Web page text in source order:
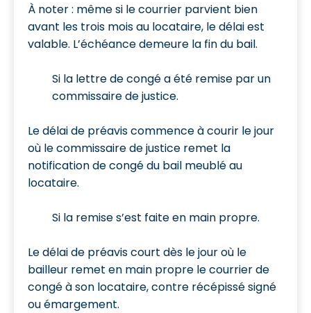
À noter : même si le courrier parvient bien
avant les trois mois au locataire, le délai est
valable. L’échéance demeure la fin du bail.
Si la lettre de congé a été remise par un
commissaire de justice.
Le délai de préavis commence à courir le jour
où le commissaire de justice remet la
notification de congé du bail meublé au
locataire.
Si la remise s’est faite en main propre.
Le délai de préavis court dès le jour où le
bailleur remet en main propre le courrier de
congé à son locataire, contre récépissé signé
ou émargement.